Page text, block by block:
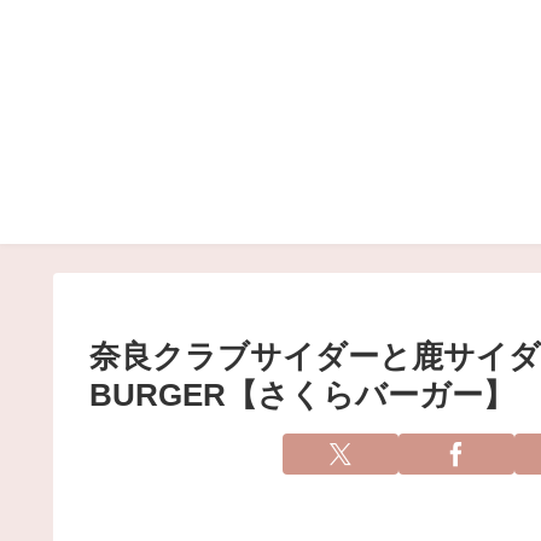
奈良クラブサイダーと鹿サイ
BURGER【さくらバーガー】